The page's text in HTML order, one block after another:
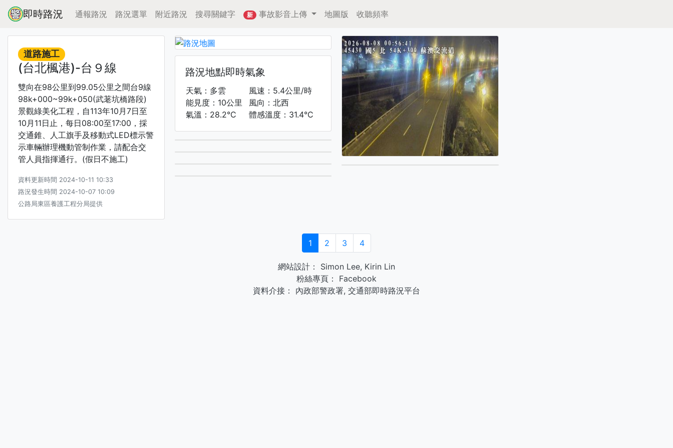
即時路況 通報路況 路況選單 附近路況 搜尋關鍵字 新 事故影音上傳 地圖版 收聽頻率
道路施工
(台北楓港)-台９線
雙向在98公里到99.05公里之間台9線
98k+000~99k+050(武荖坑橋路段)
景觀綠美化工程，自113年10月7日至
10月11日止，每日08:00至17:00，採
交通錐、人工旗手及移動式LED標示警
示車輛辦理機動管制作業，請配合交
管人員指揮通行。(假日不施工)
資料更新時間 2024-10-11 10:33
路況發生時間 2024-10-07 10:09
公路局東區養護工程分局提供
路況地點即時氣象
天氣：多雲
能見度：10公里
氣溫：28.2°C
風速：5.4公里/時
風向：北西
體感溫度：31.4°C
1 2 3 4
網站設計： Simon Lee, Kirin Lin
粉絲專頁：
Facebook
資料介接：
內政部警政署, 交通部即時路況平台